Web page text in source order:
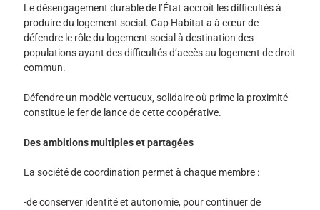
Le désengagement durable de l’État accroît les difficultés à
produire du logement social. Cap Habitat a à cœur de
défendre le rôle du logement social à destination des
populations ayant des difficultés d’accès au logement de droit
commun.
Défendre un modèle vertueux, solidaire où prime la proximité
constitue le fer de lance de cette coopérative.
Des ambitions multiples et partagées
La société de coordination permet à chaque membre :
-de conserver identité et autonomie, pour continuer de